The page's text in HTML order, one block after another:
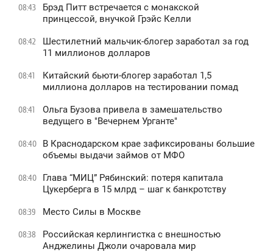
08:43
Брэд Питт встречается с монакской
принцессой, внучкой Грэйс Келли
08:42
Шестилетний мальчик-блогер заработал за год
11 миллионов долларов
08:41
Китайский бьюти-блогер заработал 1,5
миллиона долларов на тестировании помад
08:41
Ольга Бузова привела в замешательство
ведущего в "Вечернем Урганте"
08:40
В Краснодарском крае зафиксированы большие
объемы выдачи займов от МФО
08:40
Глава “МИЦ” Рябинский: потеря капитала
Цукерберга в 15 млрд – шаг к банкротству
08:39 Место Силы в Москве
08:38
Российская керлингистка с внешностью
Анджелины Джоли очаровала мир